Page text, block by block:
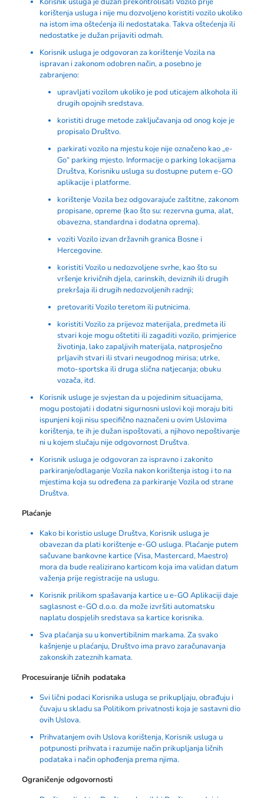
korištenja usluga i nije mu dozvoljeno koristiti vozilo ukoliko
na istom ima oštećenja ili nedostataka. Takva oštećenja ili
nedostatke je dužan prijaviti odmah.
Korisnik usluga je odgovoran za korištenje Vozila na
ispravan i zakonom odobren način, a posebno je
zabranjeno:
upravljati vozilom ukoliko je pod uticajem alkohola ili
drugih opojnih sredstava.
koristiti druge metode zaključavanja od onog koje je
propisalo Društvo.
parkirati vozilo na mjestu koje nije označeno kao „e-
Go“ parking mjesto. Informacije o parking lokacijama
Društva, Korisniku usluga su dostupne putem e-GO
aplikacije i platforme.
korištenje Vozila bez odgovarajuće zaštitne, zakonom
propisane, opreme (kao što su: rezervna guma, alat,
obavezna, standardna i dodatna oprema).
voziti Vozilo izvan državnih granica Bosne i
Hercegovine.
koristiti Vozilo u nedozvoljene svrhe, kao što su
vršenje krivičnih djela, carinskih, deviznih ili drugih
prekršaja ili drugih nedozvoljenih radnji;
pretovariti Vozilo teretom ili putnicima.
koristiti Vozilo za prijevoz materijala, predmeta ili
stvari koje mogu oštetiti ili zagaditi vozilo, primjerice
životinja, lako zapaljivih materijala, natprosječno
prljavih stvari ili stvari neugodnog mirisa; utrke,
moto-sportska ili druga slična natjecanja; obuku
vozača, itd.
Korisnik usluge je svjestan da u pojedinim situacijama,
mogu postojati i dodatni sigurnosni uslovi koji moraju biti
ispunjeni koji nisu specifično naznačeni u ovim Uslovima
korištenja, te ih je dužan ispoštovati, a njihovo nepoštivanje
ni u kojem slučaju nije odgovornost Društva.
Korisnik usluga je odgovoran za ispravno i zakonito
parkiranje/odlaganje Vozila nakon korištenja istog i to na
mjestima koja su određena za parkiranje Vozila od strane
Društva.
Plaćanje
Kako bi koristio usluge Društva, Korisnik usluga je
obavezan da plati korištenje e-GO usluga. Plaćanje putem
sačuvane bankovne kartice (Visa, Mastercard, Maestro)
mora da bude realizirano karticom koja ima validan datum
važenja prije registracije na uslugu.
Korisnik prilikom spašavanja kartice u e-GO Aplikaciji daje
saglasnost e-GO d.o.o. da može izvršiti automatsku
naplatu dospjelih sredstava sa kartice korisnika.
Sva plaćanja su u konvertibilnim markama. Za svako
kašnjenje u plaćanju, Društvo ima pravo zaračunavanja
zakonskih zateznih kamata.
Procesuiranje ličnih podataka
Svi lični podaci Korisnika usluga se prikupljaju, obrađuju i
čuvaju u skladu sa Politikom privatnostikoja je sastavni dio
ovih Uslova.
Prihvatanjem ovih Uslova korištenja, Korisnik usluga u
potpunosti prihvata i razumije način prikupljanja ličnih
podataka i način ophođenja prema njima.
Ograničenje odgovornosti